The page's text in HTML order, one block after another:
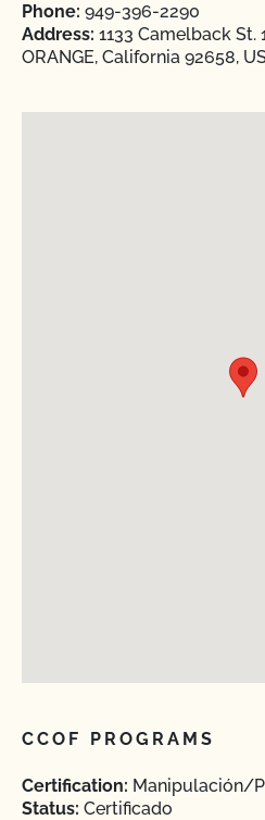
Phone: 949-396-2290
Address: 1133 Camelback
ORANGE, California 92658,
CCOF PROGRAMS
Certification: Manipulación/
Status: Certificado